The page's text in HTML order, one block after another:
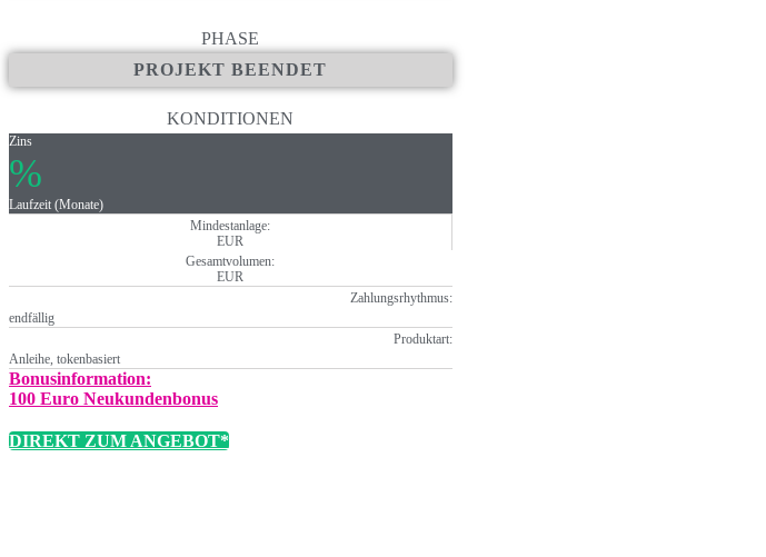
PHASE
PROJEKT BEENDET
KONDITIONEN
Zins
%
Laufzeit (Monate)
Mindestanlage:
EUR
Gesamtvolumen:
EUR
Zahlungsrhythmus:
endfällig
Produktart:
Anleihe, tokenbasiert
Bonusinformation:
100 Euro Neukundenbonus
DIREKT ZUM ANGEBOT*